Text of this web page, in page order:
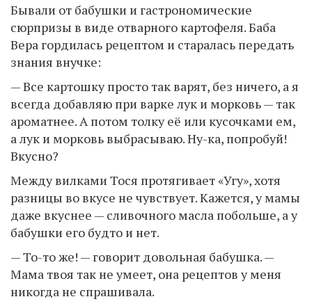
Бывали от бабушки и гастрономические
сюрпризы в виде отварного картофеля. Баба
Вера гордилась рецептом и старалась передать
знания внучке:
— Все картошку просто так варят, без ничего, а я
всегда добавляю при варке лук и морковь — так
ароматнее. А потом толку её или кусочками ем,
а лук и морковь выбрасываю. Ну-ка, попробуй!
Вкусно?
Между вилками Тося протягивает «Угу», хотя
разницы во вкусе не чувствует. Кажется, у мамы
даже вкуснее — сливочного масла побольше, а у
бабушки его будто и нет.
— То-то же! — говорит довольная бабушка. —
Мама твоя так не умеет, она рецептов у меня
никогда не спрашивала.